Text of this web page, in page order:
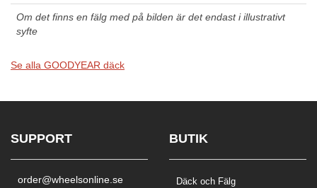
Om det finns en fälg med på bilden är det endast i illustrativt
syfte
Se alla GOODYEAR däck
SUPPORT
order@wheelsonline.se
BUTIK
Däck och Fälg